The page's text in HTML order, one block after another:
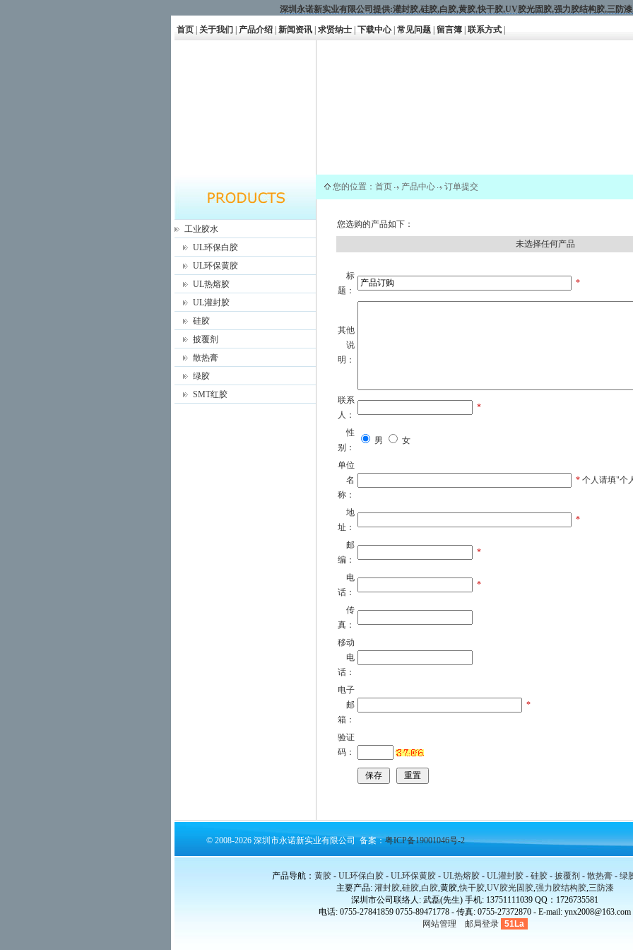
深圳永诺新实业有限公司提供:灌封胶,硅胶,白胶,黄胶,快干胶,UV胶光固胶,强力胶结构胶,三防漆
首页 关于我们 产品介绍 新闻资讯 求贤纳士 下载中心| 常见问题 留言簿 联系方式
工业胶水
UL环保白胶
UL环保黄胶
UL热熔胶
UL灌封胶
硅胶
披覆剂
散热膏
绿胶
SMT红胶
您的位置： 首页 产品中心 订单提交
您选购的产品如下：
未选择任何产品
标
题：
*
其他
说
明：
联系
人：
*
性
别：
男 女
单位
名
称：
* 个人请填"个
地
址：
*
邮
编：
*
电
话：
*
传
真：
移动
电
话：
电子
邮
箱：
*
验证
码：
© 2008-2026 深圳市永诺新实业有限公司 备案：粤ICP备19001046号-2
产品导航： 黄胶- UL环保白胶- UL环保黄胶- UL热熔胶- UL灌封胶- 硅胶- 披覆剂 - 散热膏- 绿
主要产品: 灌封胶,硅胶,白胶,黄胶,快干胶,UV胶光固胶,强力胶结构胶,三防漆
深圳市公司联络人: 武磊(先生) 手机: 13751111039 QQ：1726735581
电话: 0755-27841859 0755-89471778 - 传真: 0755-27372870 - E-mail: ynx2008@163.com
网站管理
邮局登录 51La